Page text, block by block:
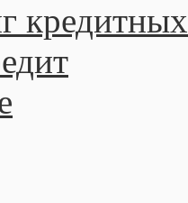
кредитных